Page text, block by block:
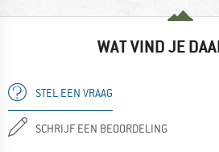
WAT VIND JE
STEL EEN VRAAG
SCHRIJF EEN BEOORDELING